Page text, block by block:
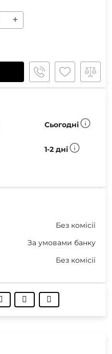
+
Сьогодні
1-2 дні
Без комісії
За умовами банку
Без комісії